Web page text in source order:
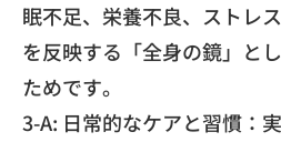
眠不足、栄養不良、ストレ
を反映する「全身の鏡」と
ためです。
3-A: 日常的なケアと習慣：